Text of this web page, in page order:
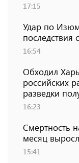
17:15
Удар по
последствия
16:54
Обходил
российских
разведки
16:23
Смертность
месяц
15:41